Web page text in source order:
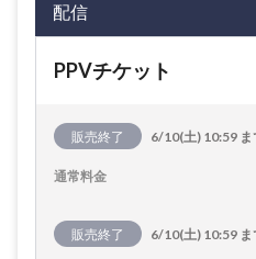
配信
PPVチケット
販売終了 6/10(土) 10:59 ま
通常料金
販売終了 6/10(土) 10:59 ま